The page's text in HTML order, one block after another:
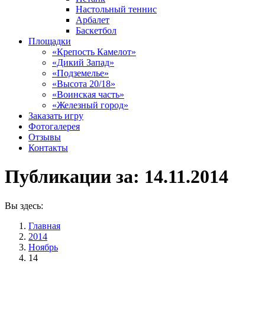
Настольный теннис
Арбалет
Баскетбол
Площадки
«Крепость Камелот»
«Дикий Запад»
«Подземелье»
«Высота 20/18»
«Воинская часть»
«Железный город»
Заказать игру
Фотогалерея
Отзывы
Контакты
Публикации за: 14.11.2014
Вы здесь:
Главная
2014
Ноябрь
14